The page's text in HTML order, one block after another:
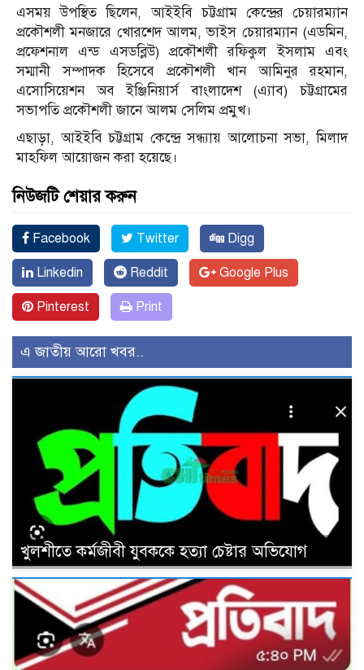
এসময় উপস্থিত ছিলেন, আইইবি চট্টগ্রাম কেন্দ্রের চেয়ারম্যান
প্রকৌশলী মনজারে খোরশেদ আলম, ভাইস চেয়ারম্যান (এডমিন,
প্রফেশনাল এন্ড এসডব্লিউ) প্রকৌশলী রফিকুল ইসলাম এবং
সম্মানী সম্পাদক হিসেবে প্রকৌশলী খান আমিনুর রহমান,
এসোসিয়েশন অব ইঞ্জিনিয়ার্স বাংলাদেশ (এ্যাব) চট্টগ্রামের
সভাপতি প্রকৌশলী জানে আলম সেলিম প্রমুখ।
এছাড়া, আইইবি চট্টগ্রাম কেন্দ্রে সন্ধ্যায় আলোচনা সভা, মিলাদ
মাহফিল আয়োজন করা হয়েছে।
নিউজটি শেয়ার করুন
Facebook Twitter Digg
Linkedin Reddit Google Plus
Pinterest Print
এ জাতীয় আরো খবর..
খুলশীতে কর্মজীবী যুবককে হত্যা চেষ্টার অভিযোগ